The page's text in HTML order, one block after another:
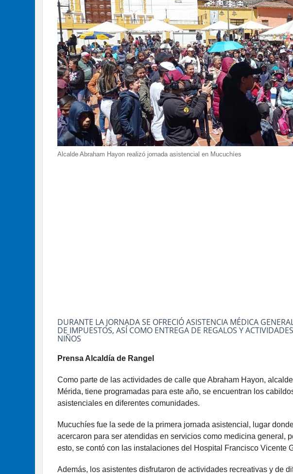
Alcalde Abraham Hayon realizó jornada asistencial en Mucuchíes
DURANTE LA JORNADA SE OFRECIÓ ASISTENCIA MÉDICA
DE IMPUESTOS, ASÍ COMO ENTREGA DE REGALOS Y
NIÑOS
Prensa Alcaldía de Rangel
Como parte de las actividades de calle que Abraham Hayon,
Mérida, tiene programadas para este año, se encuentran los
asistenciales en diferentes comunidades.
Mucuchíes fue la sede de la primera jornada asistencial, lugar
acercaron para ser atendidas en servicios como medicina general,
esto, se contó con las instalaciones del Hospital Francisco Vicente
Además, los asistentes disfrutaron de actividades recreativas y de